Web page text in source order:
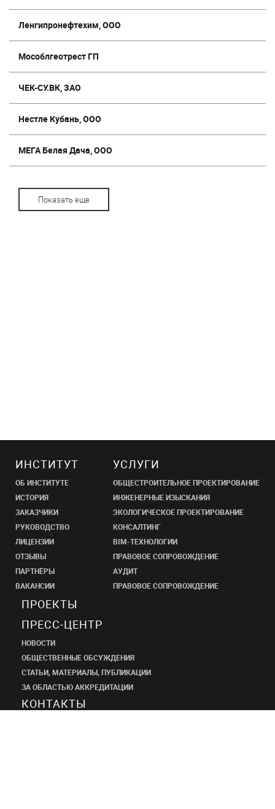
Ленгипронефтехим, ООО
Мособлгеотрест ГП
ЧЕК-СУ.ВК, ЗАО
Нестле Кубань, ООО
МЕГА Белая Дача, ООО
Показать еще
ИНСТИТУТ
ОБ ИНСТИТУТЕ
ИСТОРИЯ
ЗАКАЗЧИКИ
РУКОВОДСТВО
ЛИЦЕНЗИИ
ОТЗЫВЫ
ПАРТНЁРЫ
ВАКАНСИИ
УСЛУГИ
ОБЩЕСТРОИТЕЛЬНОЕ ПРОЕКТИРОВАНИЕ
ИНЖЕНЕРНЫЕ ИЗЫСКАНИЯ
ЭКОЛОГИЧЕСКОЕ ПРОЕКТИРОВАНИЕ
КОНСАЛТИНГ
BIM-ТЕХНОЛОГИИ
ПРАВОВОЕ СОПРОВОЖДЕНИЕ
АУДИТ
ПРАВОВОЕ СОПРОВОЖДЕНИЕ
ПРОЕКТЫ
ПРЕСС-ЦЕНТР
НОВОСТИ
ОБЩЕСТВЕННЫЕ ОБСУЖДЕНИЯ
СТАТЬИ, МАТЕРИАЛЫ, ПУБЛИКАЦИИ
ЗА ОБЛАСТЬЮ АККРЕДИТАЦИИ
КОНТАКТЫ